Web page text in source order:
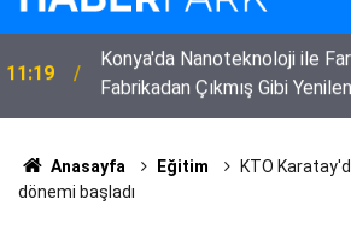
22:52 Eskilli 3 Çocuk Annesi Kadın
Anasayfa Eğitim
KTO
dönemi başladı